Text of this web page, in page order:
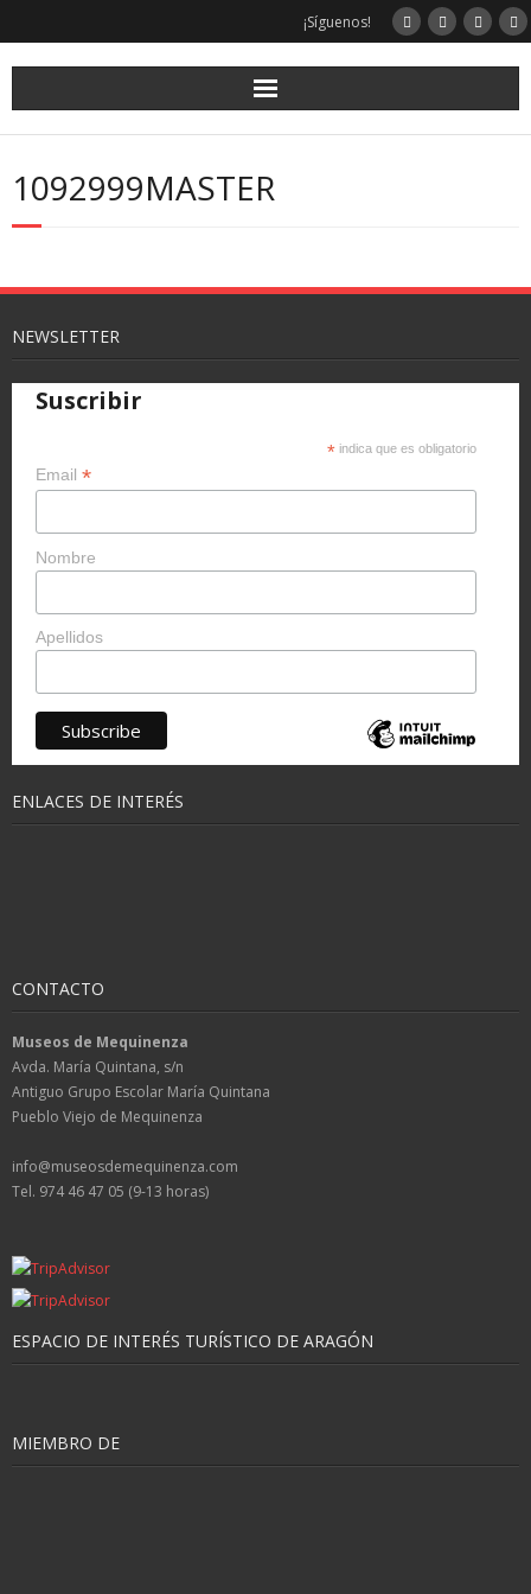
¡Síguenos!
1092999MASTER
NEWSLETTER
Suscribir
* indica que es obligatorio
Email *
Nombre
Apellidos
ENLACES DE INTERÉS
CONTACTO
Museos de Mequinenza
Avda. María Quintana, s/n
Antiguo Grupo Escolar María Quintana
Pueblo Viejo de Mequinenza
info@museosdemequinenza.com
Tel. 974 46 47 05 (9-13 horas)
ESPACIO DE INTERÉS TURÍSTICO DE ARAGÓN
MIEMBRO DE